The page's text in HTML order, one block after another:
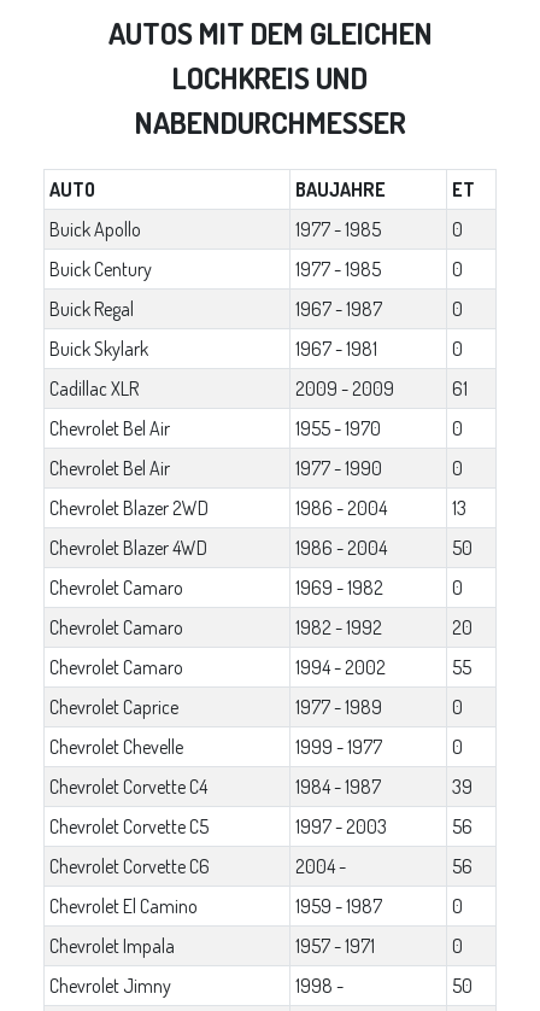
AUTOS MIT DEM GLEICHEN
LOCHKREIS UND
NABENDURCHMESSER
AUTO BAUJAHRE
ET
Buick Apollo
1977 - 1985
0
Buick Century
1977 - 1985
0
Buick Regal
1967 - 1987
0
Buick Skylark
1967 - 1981
0
Cadillac XLR
2009 - 2009
61
Chevrolet Bel Air
1955 - 1970
0
Chevrolet Bel Air
1977 - 1990
0
Chevrolet Blazer 2WD
1986 - 2004
13
Chevrolet Blazer 4WD
1986 - 2004
50
Chevrolet Camaro
1969 - 1982
0
Chevrolet Camaro
1982 - 1992
20
Chevrolet Camaro
1994 - 2002
55
Chevrolet Caprice
1977 - 1989
0
Chevrolet Chevelle
1999 - 1977
0
Chevrolet Corvette C4
1984 - 1987
39
Chevrolet Corvette C5
1997 - 2003
56
Chevrolet Corvette C6
2004 -
56
Chevrolet El Camino
1959 - 1987
0
Chevrolet Impala
1957 - 1971
0
Chevrolet Jimny
1998 -
50